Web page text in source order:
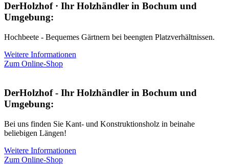
DerHolzhof · Ihr Holzhändler in Bochum und
Umgebung:
Hochbeete - Bequemes Gärtnern bei beengten Platzverhältnissen.
Weitere Informationen
Zum Online-Shop
DerHolzhof - Ihr Holzhändler in Bochum und
Umgebung:
Bei uns finden Sie Kant- und Konstruktionsholz in beinahe
beliebigen Längen!
Weitere Informationen
Zum Online-Shop